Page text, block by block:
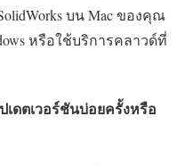
บน Mac ของคุณ
หรือใช้บริการคลาวด์ที่
เดตเวอร์ชันบ่อยครั้งหรือ